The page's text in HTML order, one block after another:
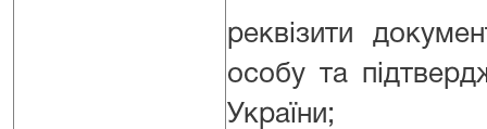
реквізити
особу та
України;